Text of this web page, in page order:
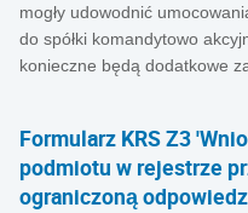
mogły udowodnić
do spółki komandytowo
konieczne będą dodatkowe
Formularz KRS Z3
podmiotu w rejestrze
ograniczoną